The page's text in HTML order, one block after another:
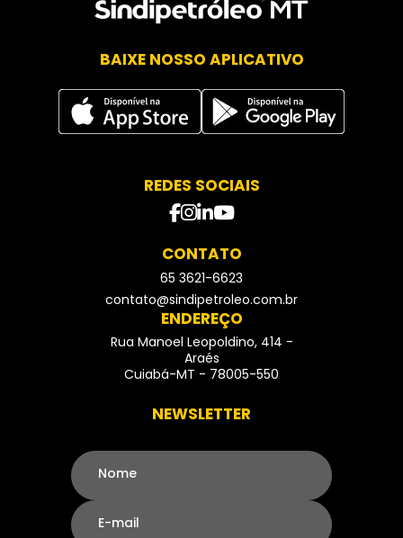
BAIXE NOSSO APLICATIVO
REDES SOCIAIS
facebook
instagram
Linkedin
Youtube
CONTATO
- Telefone
65 3621-6623
contato@sindipetroleo.com.br
ENDEREÇO
Rua Manoel Leopoldino, 414 -
Araés
Cuiabá-MT - 78005-550
NEWSLETTER
Nome
E-mail